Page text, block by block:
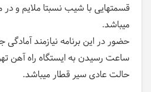
قسمتهایی با شیب نسبتا ملایم و
میباشد.
حضور در این برنامه نیازمند
حالت عادی سیر قطار میباشد.